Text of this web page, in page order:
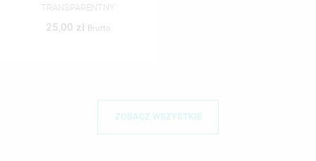
TRANSPARENTNY
25,00 zł Brutto
ZOBACZ WSZYSTKIE